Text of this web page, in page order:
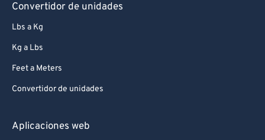
Convertidor de unidades
Lbs a Kg
Kg a Lbs
Feet a Meters
Convertidor de unidades
Aplicaciones web